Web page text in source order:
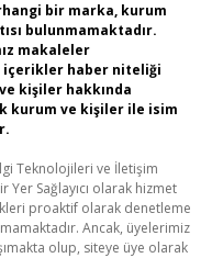
bir marka, kurum
bulunmamaktadır.
makaleler
içerikler haber niteliği
kişiler hakkında
kurum ve kişiler ile isim
Teknolojileri ve İletişim
Yer Sağlayıcı olarak hizmet
proaktif olarak denetleme
Ancak, üyelerimiz
olup, siteye üye olarak